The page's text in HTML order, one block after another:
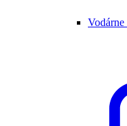
Vodárne